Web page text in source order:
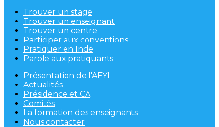
Trouver un stage
Trouver un enseignant
Trouver un centre
Participer aux conventions
Pratiquer en Inde
Parole aux pratiquants
Présentation de l'AFYI
Actualités
Présidence et CA
Comités
La formation des enseignants
Nous contacter